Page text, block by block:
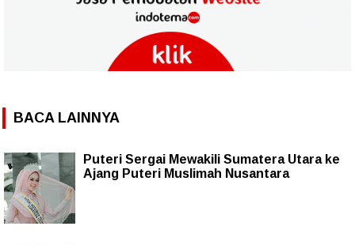
BACA LAINNYA
Puteri Sergai Mewakili Sumatera Utara ke
Ajang Puteri Muslimah Nusantara